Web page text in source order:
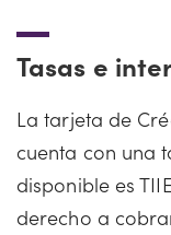
Tasas e
La tarjeta de
cuenta con una
disponible es
derecho a